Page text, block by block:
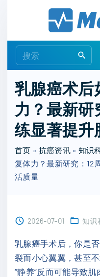
e
r
c
h
f
r
乳腺癌术后
力？最新研
练显著提升
首页 » 抗癌资讯» 知识
复体力？最新研究：12
活质量
2026-07-01 知识
乳腺癌手术后，你是
裂而小心翼翼，甚至
“静养”反而可能导致